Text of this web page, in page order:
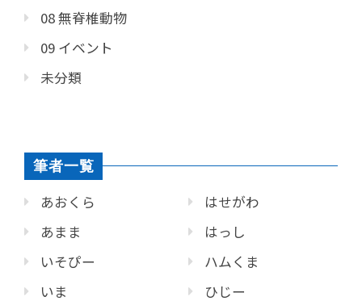
08 無脊椎動物
09 イベント
未分類
筆者一覧
あおくら
あまま
いそぴー
いま
はせがわ
はっし
ハムくま
ひじー